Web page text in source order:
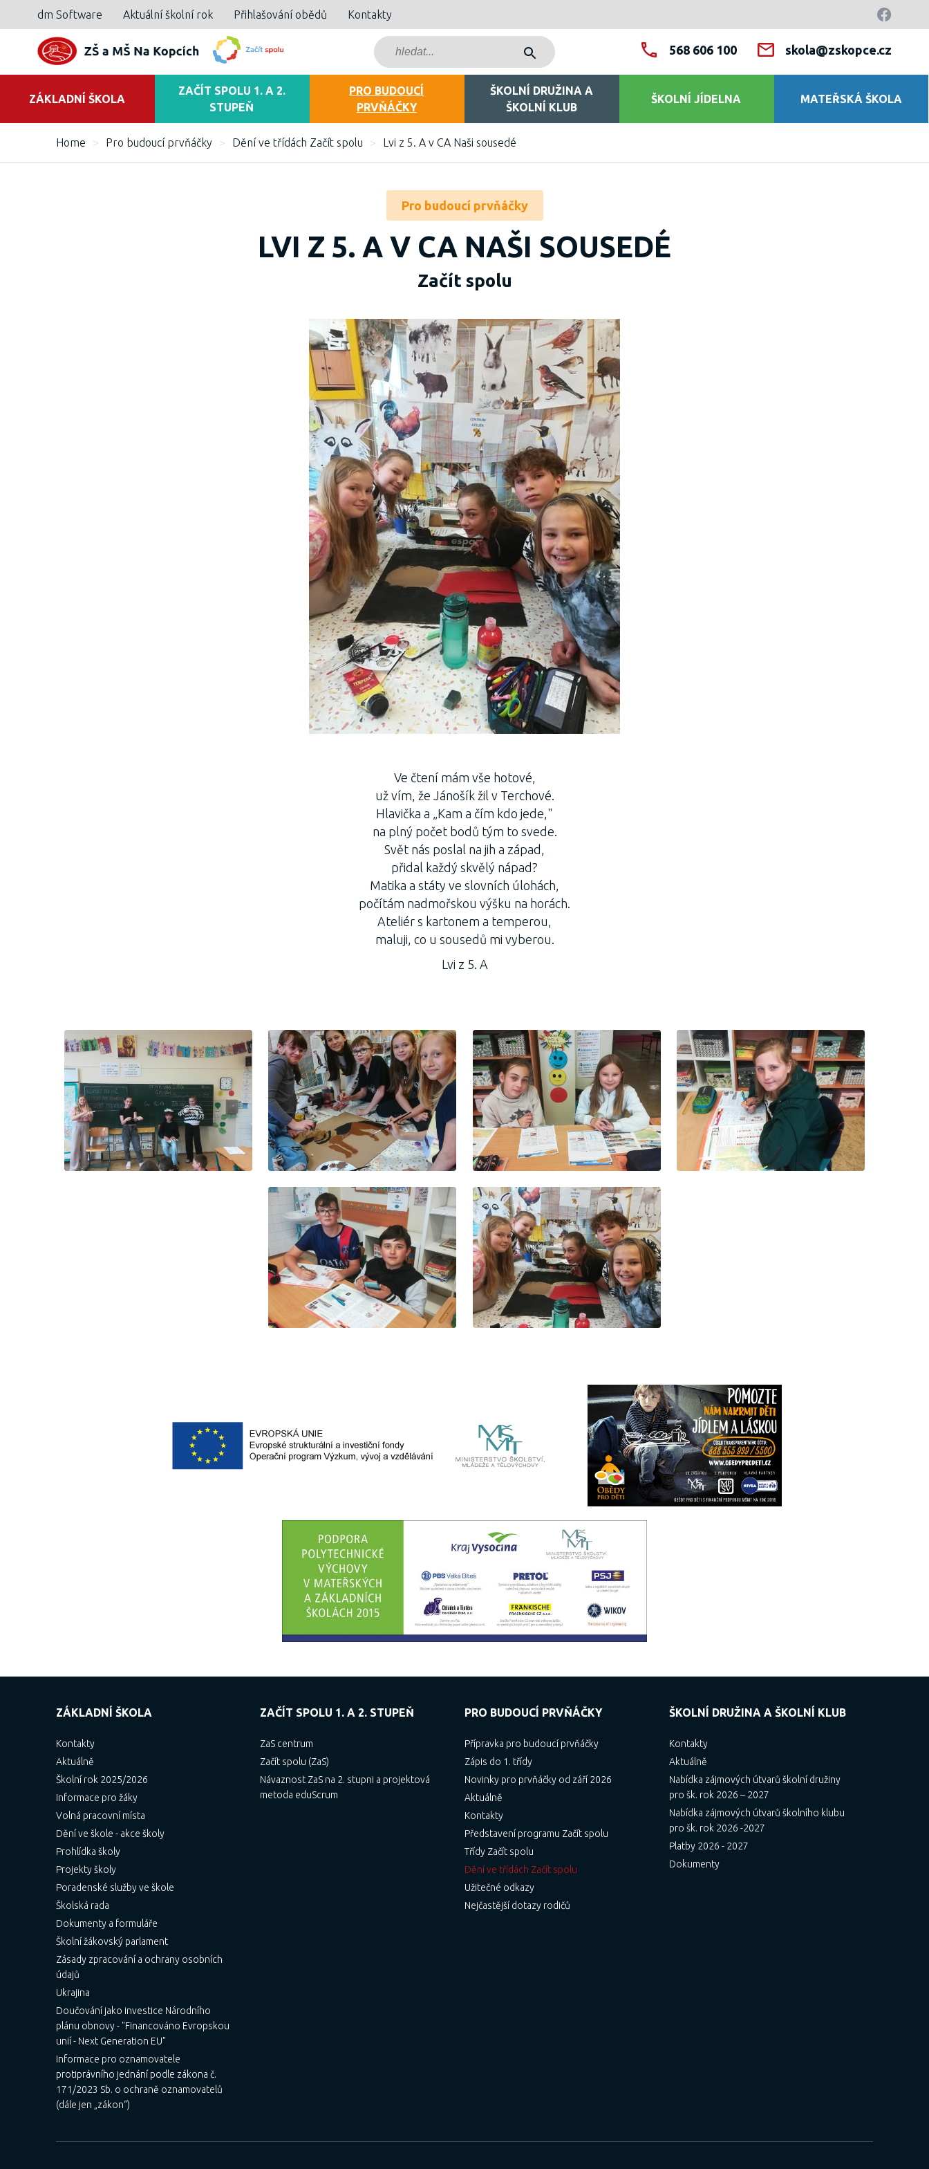
dm Software Aktuální školní rok Přihlašování obědů Kontakty
568 606 100 skola@zskopce.cz
ZÁKLADNÍ ŠKOLA
ZAČÍT SPOLU 1. A 2.
STUPEŇ
PRO BUDOUCÍ
PRVŇÁČKY
ŠKOLNÍ DRUŽINA A
ŠKOLNÍ KLUB
ŠKOLNÍ JÍDELNA MATEŘSKÁ ŠKOLA
Home > Pro budoucí prvňáčky > Dění ve třídách Začít spolu > Lvi z 5. A v CA Naši sousedé
Pro budoucí prvňáčky
LVI Z 5. A V CA NAŠI SOUSEDÉ
Začít spolu
Ve čtení mám vše hotové,
už vím, že Jánošík žil v Terchové.
Hlavička a „Kam a čím kdo jede,"
na plný počet bodů tým to svede.
Svět nás poslal na jih a západ,
přidal každý skvělý nápad?
Matika a státy ve slovních úlohách,
počítám nadmořskou výšku na horách.
Ateliér s kartonem a temperou,
maluji, co u sousedů mi vyberou.
Lvi z 5. A
ZÁKLADNÍ ŠKOLA
Kontakty
Aktuálně
Školní rok 2025/2026
Informace pro žáky
Volná pracovní místa
Dění ve škole - akce školy
Prohlídka školy
Projekty školy
Poradenské služby ve škole
Školská rada
Dokumenty a formuláře
Školní žákovský parlament
Zásady zpracování a ochrany osobních
údajů
Ukrajina
Doučování jako investice Národního
plánu obnovy - "Financováno Evropskou
unií - Next Generation EU"
Informace pro oznamovatele
protiprávního jednání podle zákona č.
171/2023 Sb. o ochraně oznamovatelů
(dále jen „zákon“)
ZAČÍT SPOLU 1. A 2. STUPEŇ
ZaS centrum
Začít spolu (ZaS)
Návaznost ZaS na 2. stupni a projektová
metoda eduScrum
PRO BUDOUCÍ PRVŇÁČKY
Přípravka pro budoucí prvňáčky
Zápis do 1. třídy
Novinky pro prvňáčky od září 2026
Aktuálně
Kontakty
Představení programu Začít spolu
Třídy Začít spolu
Dění ve třídách Začít spolu
Užitečné odkazy
Nejčastější dotazy rodičů
ŠKOLNÍ DRUŽINA A ŠKOLNÍ KLUB
Kontakty
Aktuálně
Nabídka zájmových útvarů školní družiny
pro šk. rok 2026 – 2027
Nabídka zájmových útvarů školního klubu
pro šk. rok 2026 -2027
Platby 2026 - 2027
Dokumenty